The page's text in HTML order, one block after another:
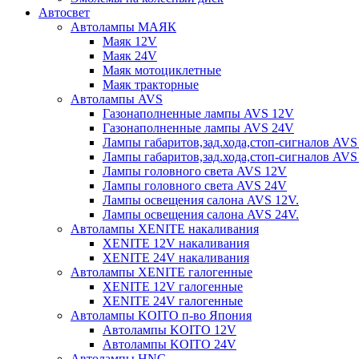
Автосвет
Автолампы МАЯК
Маяк 12V
Маяк 24V
Маяк мотоциклетные
Маяк тракторные
Автолампы AVS
Газонаполненные лампы AVS 12V
Газонаполненные лампы AVS 24V
Лампы габаритов,зад.хода,стоп-сигналов
Лампы габаритов,зад.хода,стоп-сигналов
Лампы головного света AVS 12V
Лампы головного света AVS 24V
Лампы освещения салона AVS 12V.
Лампы освещения салона AVS 24V.
Автолампы XENITE накаливания
XENITE 12V накаливания
XENITE 24V накаливания
Автолампы XENITE галогенные
XENITE 12V галогенные
XENITE 24V галогенные
Автолампы KOITO п-во Япония
Автолампы KOITO 12V
Автолампы KOITO 24V